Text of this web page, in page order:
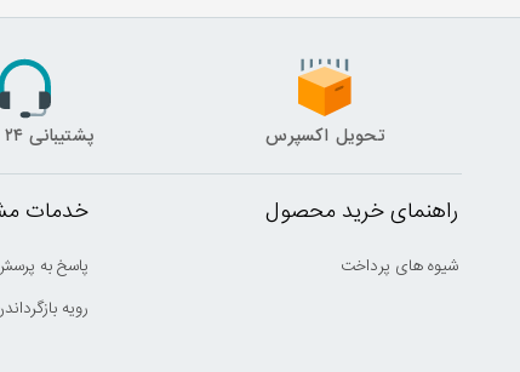
تحویل اکسپرس پشتیبانی ۲۴ ساعته
راهنمای خرید محصول
شیوه های پرداخت
خدمات
پاسخ به
رویه